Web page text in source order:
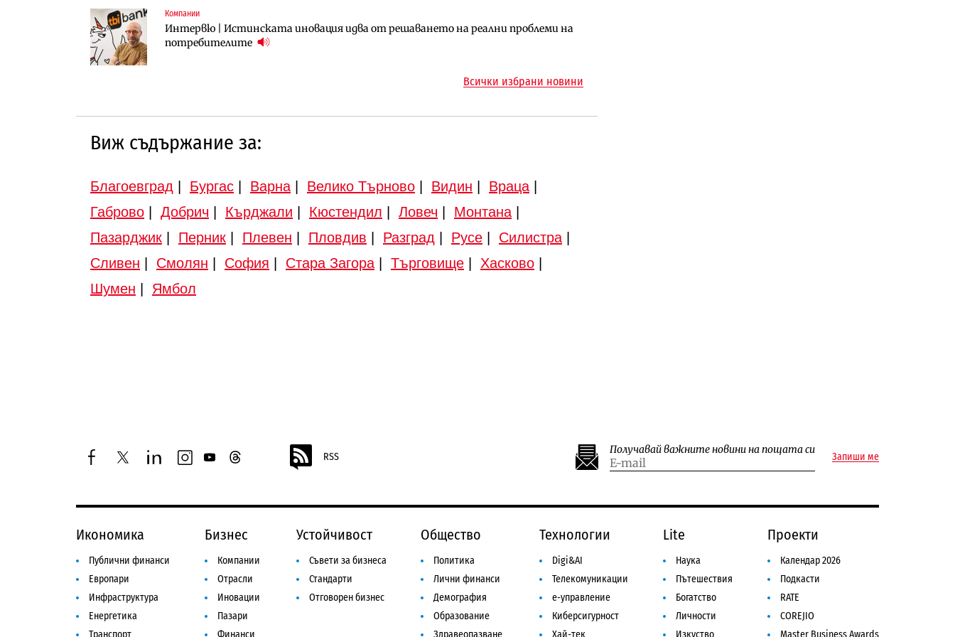
Компании
Интервю | Истинската иновация идва от решаването на реални проблеми на
потребителите
Инфраструктура
АПИ възложи промяната на парцеларния план за магистралата Русе – Велико
Търново
Инфраструктура
Вторият мост над Варненското езеро става част от бъдещата магистрала
„Черно море“
Всички избрани новини
Виж съдържание за:
Благоевград Бургас Варна| Велико Търново Видин Враца|
Габрово
Добрич Кърджали Кюстендил Ловеч Монтана|
Пазарджик
Перник Плевен Пловдив Разград Русе Силистра|
Сливен
Смолян София Стара Загора| Търговище Хасково
Шумен
Ямбол
facebooktwitterlinkedininstagram
youtubethreads RSS
Получавай важните новини на пощата си
Запиши ме
Икономика
Публични финанси
Европари
Инфраструктура
Енергетика
Бизнес
Компании
Отрасли
Иновации
Пазари
Устойчивост
Съвети за бизнеса
Стандарти
Отговорен бизнес
Общество
Политика
Лични финанси
Демография
Образование
Технологии
Digi&AI
Телекомуникации
е-управление
Киберсигурност
Lite
Наука
Пътешествия
Богатство
Личности
Проекти
Календар 2026
Подкасти
RATE
COREJIO